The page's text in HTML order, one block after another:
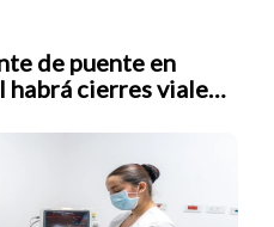
de puente en
cierres viales